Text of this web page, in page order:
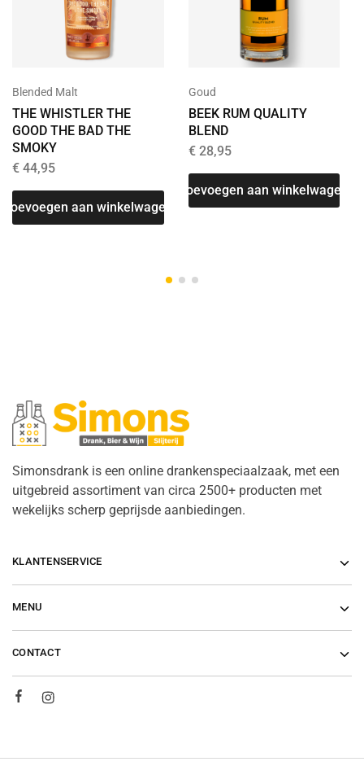
Blended Malt
THE WHISTLER THE
GOOD THE BAD THE
SMOKY
€ 44,95
Toevoegen aan winkelwagen
Goud
BEEK RUM QUALITY
BLEND
€28,95
Toevoegen aan winkelwagen
Simonsdrank is een online drankenspeciaalzaak, met een
uitgebreid assortiment van circa 2500+ producten met
wekelijks scherp geprijsde aanbiedingen.
KLANTENSERVICE
MENU
CONTACT